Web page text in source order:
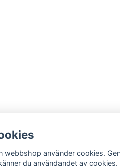
webbshop använder cookies.
du användandet av cookies.